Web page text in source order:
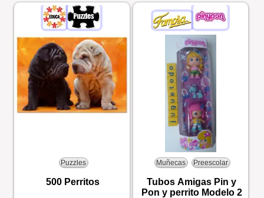
Puzzles
500 Perritos
Muñecas Preescolar
Tubos Amigas Pin y
Pon y perrito Modelo 2